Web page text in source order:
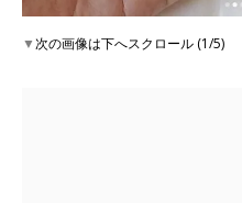
▼次の画像は下へスクロール (1/5)